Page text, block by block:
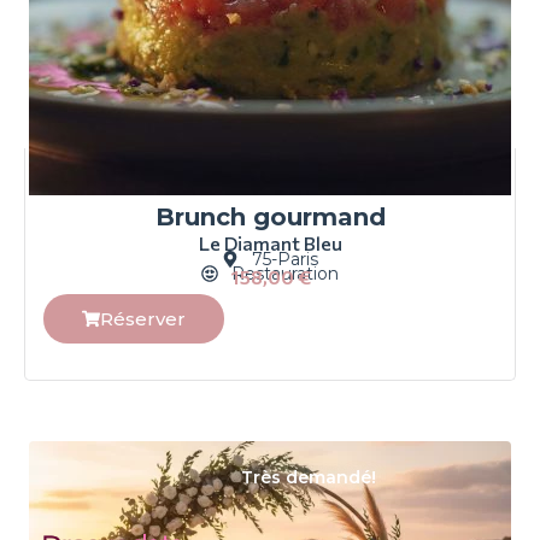
Brunch gourmand
Le Diamant Bleu
75-Paris
Restauration
158,00€
Réserver
Très demandé!